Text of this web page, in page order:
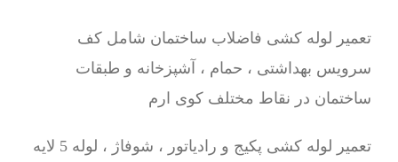
تعمیر لوله کشی فاضلاب ساختمان شامل کف
سرویس بهداشتی ، حمام ، آشپزخانه و طبقات
ساختمان در نقاط مختلف کوی ارم
تعمیر لوله کشی پکیج و رادیاتور ، شوفاژ ، لوله 5 لایه